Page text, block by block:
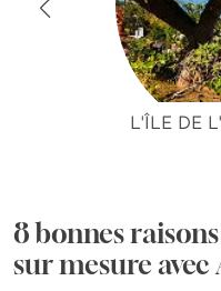
L'ÎLE DE
8 bonnes
sur mesure